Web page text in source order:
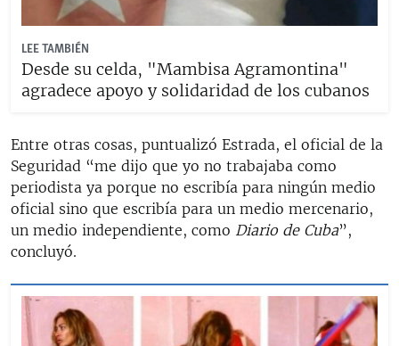
LEE TAMBIÉN
Desde su celda, "Mambisa Agramontina"
agradece apoyo y solidaridad de los cubanos
Entre otras cosas, puntualizó Estrada, el oficial de la
Seguridad “me dijo que yo no trabajaba como
periodista ya porque no escribía para ningún medio
oficial sino que escribía para un medio mercenario,
un medio independiente, como Diario de Cuba”,
concluyó.